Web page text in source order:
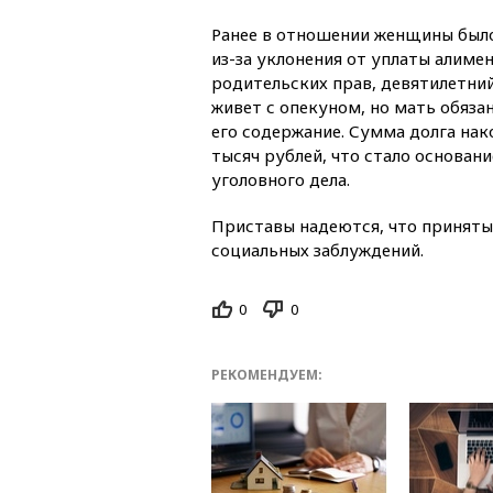
Ранее в отношении женщины
из-за уклонения от уплаты
родительских прав,
живет с опекуном, но мать
его содержание. Сумма долга
тысяч рублей, что стало
уголовного дела.
Приставы надеются, что
социальных заблуждений.
0 0
РЕКОМЕНДУЕМ: